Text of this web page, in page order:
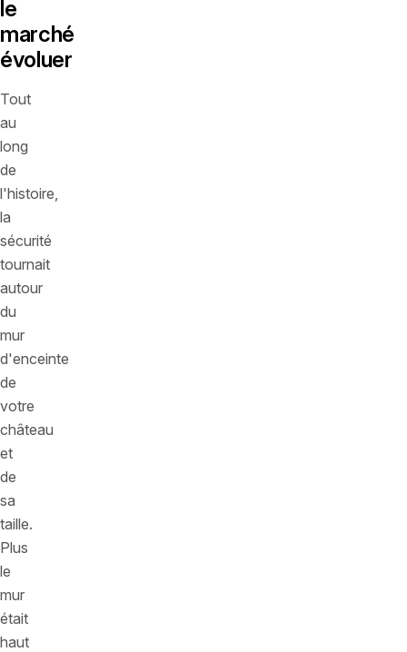
le
marché
évoluer
Tout
au
long
de
l'histoire,
la
sécurité
tournait
autour
du
mur
d'enceinte
de
votre
château
et
de
sa
taille.
Plus
le
mur
était
haut